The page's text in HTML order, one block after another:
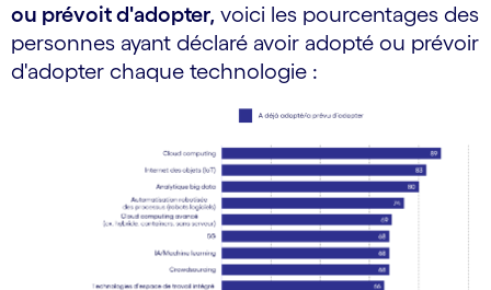
ou prévoit d'adopter, voici les pourcentages des
personnes ayant déclaré avoir adopté ou prévoir
d'adopter chaque technologie :